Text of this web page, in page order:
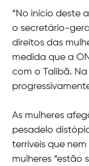
“No início deste
o secretário-
direitos das
medida que a
com o Talibã.
As mulheres
pesadelo
terríveis que
mulheres “estão